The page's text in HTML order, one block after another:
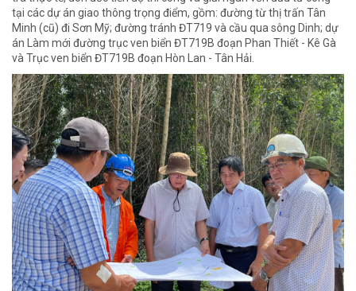
tại các dự án giao thông trọng điểm, gồm: đường từ thị trấn Tân
Minh (cũ) đi Sơn Mỹ; đường tránh ĐT719 và cầu qua sông Dinh; dự
án Làm mới đường trục ven biển ĐT719B đoạn Phan Thiết - Kê Gà
và Trục ven biển ĐT719B đoạn Hòn Lan - Tân Hải.